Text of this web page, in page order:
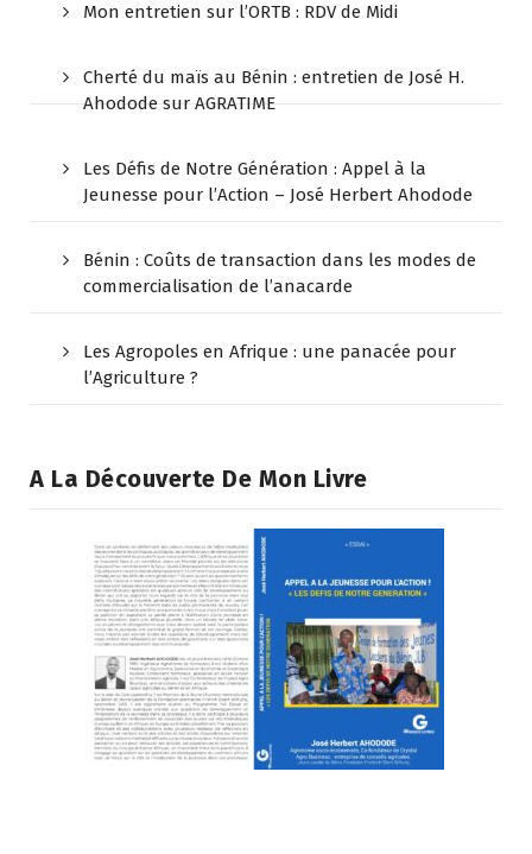
Mon entretien sur l’ORTB : RDV de Midi
Cherté du maïs au Bénin : entretien de José H.
Ahodode sur AGRATIME
Les Défis de Notre Génération : Appel à la
Jeunesse pour l’Action – José Herbert Ahodode
Bénin : Coûts de transaction dans les modes de
commercialisation de l’anacarde
Les Agropoles en Afrique : une panacée pour
l’Agriculture ?
A La Découverte De Mon Livre